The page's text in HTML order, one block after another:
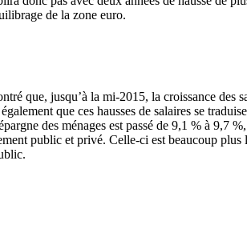
de la zone euro.
que, jusqu’à la mi-2015, la croissance des
que ces hausses de salaires se
des ménages est passé de 9,1 % à 9,7
public et privé. Celle-ci est beaucoup